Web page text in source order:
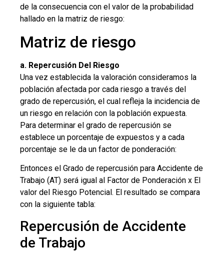
de la consecuencia con el valor de la probabilidad
hallado en la matriz de riesgo:
Matriz de riesgo
a. Repercusión Del Riesgo
Una vez establecida la valoración consideramos la
población afectada por cada riesgo a través del
grado de repercusión, el cual refleja la incidencia de
un riesgo en relación con la población expuesta.
Para determinar el grado de repercusión se
establece un porcentaje de expuestos y a cada
porcentaje se le da un factor de ponderación:
Entonces el Grado de repercusión para Accidente de
Trabajo (AT) será igual al Factor de Ponderación x El
valor del Riesgo Potencial. El resultado se compara
con la siguiente tabla:
Repercusión de Accidente
de Trabajo